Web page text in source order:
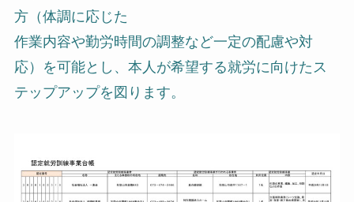
方（体調に応じた
作業内容や勤労時間の調整など一定の配慮や対
応）を可能とし、本人が希望する就労に向けたス
テップアップを図ります。